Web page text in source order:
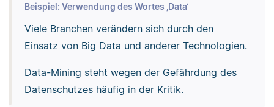
Beispiel: Verwendung des Wortes ‚Data‘
Viele Branchen verändern sich durch den
Einsatz von Big Data und anderer Technologien.
Data-Mining steht wegen der Gefährdung des
Datenschutzes häufig in der Kritik.